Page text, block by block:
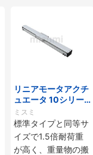
リニアモータアクチ
ュエータ 10シリー
ズ 標準タイプ 重荷
重 インクリメンタ
ル・アブソリュート
仕様
ミスミ
標準タイプと同等サ
イズで1.5倍耐荷重
が高く、重量物の搬